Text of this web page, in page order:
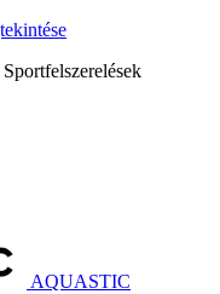
Sportfelszerelések
AQUASTIC